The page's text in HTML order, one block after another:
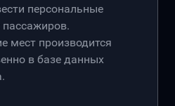
персональные
мест производится
в базе данных